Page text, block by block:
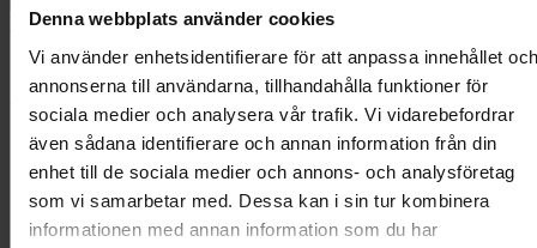
Denna webbplats använder cookies
Vi använder enhetsidentifierare för att anpassa innehållet och
annonserna till användarna, tillhandahålla funktioner för
sociala medier och analysera vår trafik. Vi vidarebefordrar
även sådana identifierare och annan information från din
enhet till de sociala medier och annons- och analysföretag
som vi samarbetar med. Dessa kan i sin tur kombinera
informationen med annan information som du har
Lägg till på önskelista
Artikelnr:STU2T0700607Kategori: Bordsstativ Etikett: Bordsstativ
Share:
Ytterligare information
Recensioner (0)
Frakt & Leverans